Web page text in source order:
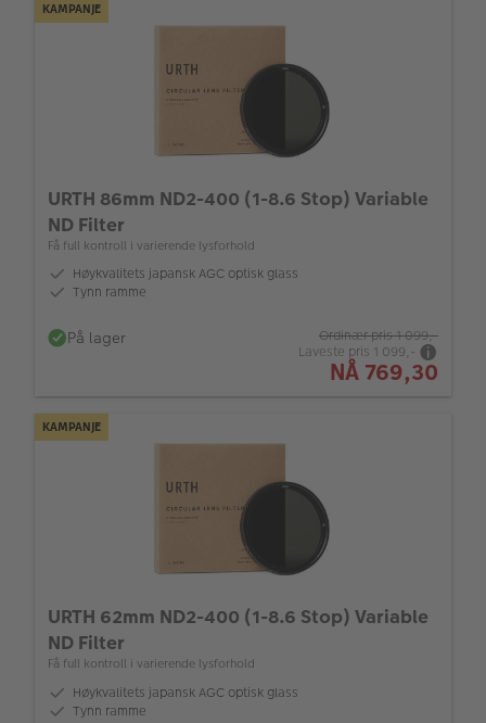
KAMPANJE
URTH 86mm ND2-400 (1-8.6 Stop) Variable
ND Filter
Få full kontroll i varierende lysforhold
Høykvalitets japansk AGC optisk glass
Tynn ramme
På lager Ordinær pris1 099,-
Laveste pris 1 099,-
NÅ 769,30
KAMPANJE
URTH 62mm ND2-400 (1-8.6 Stop) Variable
ND Filter
Få full kontroll i varierende lysforhold
Høykvalitets japansk AGC optisk glass
Tynn ramme